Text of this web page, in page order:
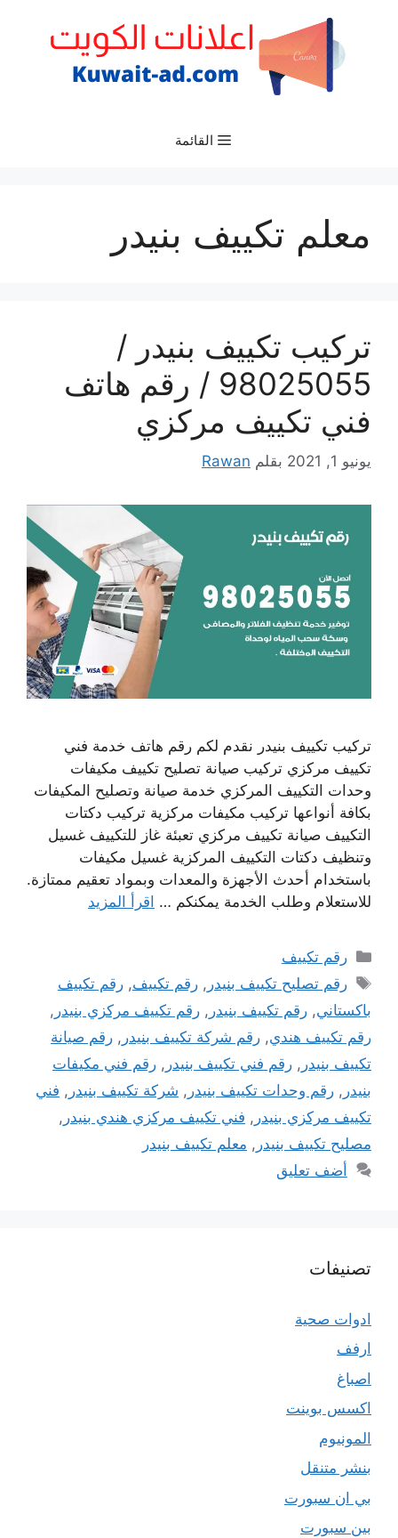
القائمة
معلم تكييف بنيدر
تركيب تكييف بنيدر /
98025055 / رقم هاتف
فني تكييف مركزي
يونيو 1, 2021 بقلم Rawan
تركيب تكييف بنيدر نقدم لكم رقم هاتف خدمة فني
تكييف مركزي تركيب صيانة تصليح تكييف مكيفات
وحدات التكييف المركزي خدمة صيانة وتصليح المكيفات
بكافة أنواعها تركيب مكيفات مركزية تركيب دكتات
التكييف صيانة تكييف مركزي تعبئة غاز للتكييف غسيل
وتنظيف دكتات التكييف المركزية غسيل مكيفات
باستخدام أحدث الأجهزة والمعدات وبمواد تعقيم ممتازة.
للاستعلام وطلب الخدمة يمكنكم … اقرأ المزيد
التصنيفات
رقم تكييف
الوسوم
رقم تصليح تكييف بنيدر ,رقم تكييف,رقم تكييف
باكستاني, رقم تكييف بنيدر , رقم تكييف مركزي بنيدر ,
رقم تكييف هندي, رقم شركة تكييف بنيدر , رقم صيانة
تكييف بنيدر , رقم فني تكييف بنيدر , رقم فني مكيفات
بنيدر , رقم وحدات تكييف بنيدر , شركة تكييف بنيدر , فني
تكييف مركزي بنيدر , فني تكييف مركزي هندي بنيدر ,
مصليح تكييف بنيدر , معلم تكييف بنيدر
أضف تعليق
تصنيفات
ادوات صحية
ارفف
اصباغ
اكسس بوينت
المونيوم
بنشر متنقل
بي ان سبورت
بين سبورت